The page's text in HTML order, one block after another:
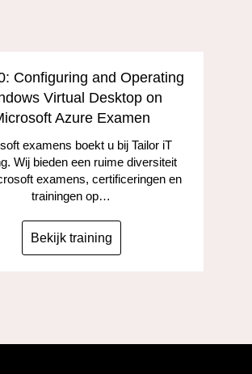
Configuring and Operating
Virtual Desktop on
Azure Examen
examens boekt u bij Tailor iT
Wij bieden een ruime diversiteit
examens, certificeringen en
trainingen op…
Bekijk training